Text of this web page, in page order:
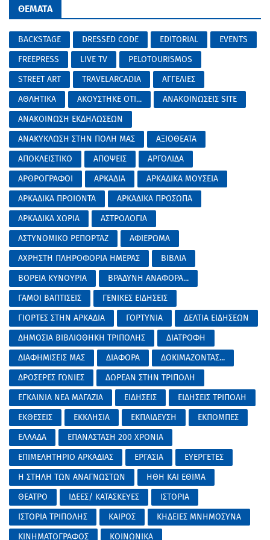
ΘΕΜΑΤΑ
BACKSTAGE DRESSED CODE EDITORIAL
EVENTS
FREEPRESS
LIVE TV
PELOTOURISMOS
STREET ART
TRAVELARCADIA
ΑΓΓΕΛΙΕΣ
ΑΘΛΗΤΙΚΑ
ΑΚΟΥΣΤΗΚΕ ΟΤΙ...
ΑΝΑΚΟΙΝΩΣΕΙΣ SITE
ΑΝΑΚΟΙΝΩΣΗ ΕΚΔΗΛΩΣΕΩΝ
ΑΝΑΚΥΚΛΩΣΗ ΣΤΗΝ ΠΟΛΗ ΜΑΣ
ΑΞΙΟΘΕΑΤΑ
ΑΠΟΚΛΕΙΣΤΙΚΟ
ΑΠΟΨΕΙΣ
ΑΡΓΟΛΙΔΑ
ΑΡΘΡΟΓΡΑΦΟΙ
ΑΡΚΑΔΙΑ
ΑΡΚΑΔΙΚΑ ΜΟΥΣΕΙΑ
ΑΡΚΑΔΙΚΑ ΠΡΟΙΟΝΤΑ
ΑΡΚΑΔΙΚΑ ΠΡΟΣΩΠΑ
ΑΡΚΑΔΙΚΑ ΧΩΡΙΑ
ΑΣΤΡΟΛΟΓΙΑ
ΑΣΤΥΝΟΜΙΚΟ ΡΕΠΟΡΤΑΖ
ΑΦΙΕΡΩΜΑ
ΑΧΡΗΣΤΗ ΠΛΗΡΟΦΟΡΙΑ ΗΜΕΡΑΣ
ΒΙΒΛΙΑ
ΒΟΡΕΙΑ ΚΥΝΟΥΡΙΑ
ΒΡΑΔΥΝΗ ΑΝΑΦΟΡΑ...
ΓΑΜΟΙ ΒΑΠΤΙΣΕΙΣ
ΓΕΝΙΚΕΣ ΕΙΔΗΣΕΙΣ
ΓΙΟΡΤΕΣ ΣΤΗΝ ΑΡΚΑΔΙΑ
ΓΟΡΤΥΝΙΑ
ΔΕΛΤΙΑ ΕΙΔΗΣΕΩΝ
ΔΗΜΟΣΙΑ ΒΙΒΛΙΟΘΗΚΗ ΤΡΙΠΟΛΗΣ
ΔΙΑΤΡΟΦΗ
ΔΙΑΦΗΜΙΣΕΙΣ ΜΑΣ
ΔΙΑΦΟΡΑ
ΔΟΚΙΜΑΖΟΝΤΑΣ...
ΔΡΟΣΕΡΕΣ ΓΩΝΙΕΣ
ΔΩΡΕΑΝ ΣΤΗΝ ΤΡΙΠΟΛΗ
ΕΓΚΑΙΝΙΑ ΝΕΑ ΜΑΓΑΖΙΑ
ΕΙΔΗΣΕΙΣ
ΕΙΔΗΣΕΙΣ ΤΡΙΠΟΛΗ
ΕΚΘΕΣΕΙΣ
ΕΚΚΛΗΣΙΑ ΕΚΠΑΙΔΕΥΣΗ
ΕΚΠΟΜΠΕΣ
ΕΛΛΑΔΑ
ΕΠΑΝΑΣΤΑΣΗ 200 ΧΡΟΝΙΑ
ΕΠΙΜΕΛΗΤΗΡΙΟ ΑΡΚΑΔΙΑΣ
ΕΡΓΑΣΙΑ
ΕΥΕΡΓΕΤΕΣ
Η ΣΤΗΛΗ ΤΩΝ ΑΝΑΓΝΩΣΤΩΝ
ΗΘΗ ΚΑΙ ΕΘΙΜΑ
ΘΕΑΤΡΟ
ΙΔΕΕΣ/ ΚΑΤΑΣΚΕΥΕΣ
ΙΣΤΟΡΙΑ
ΙΣΤΟΡΙΑ ΤΡΙΠΟΛΗΣ
ΚΑΙΡΟΣ
ΚΗΔΕΙΕΣ ΜΝΗΜΟΣΥΝΑ
ΚΙΝΗΜΑΤΟΓΡΑΦΟΣ
ΚΟΙΝΩΝΙΚΑ